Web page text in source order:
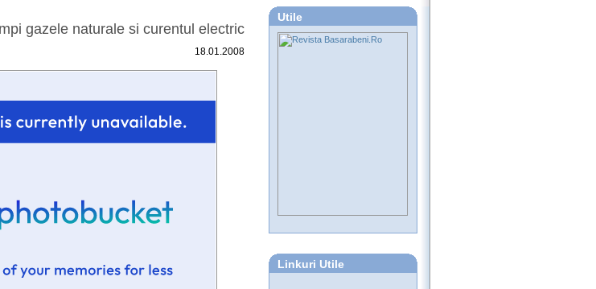
gazele naturale si curentul electric
18.01.2008
Utile
Linkuri Utile